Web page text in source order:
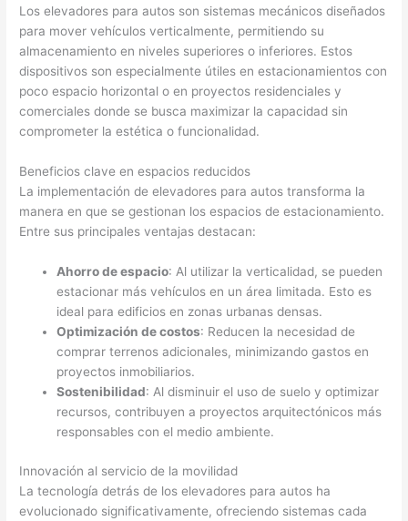
Los elevadores para autos son sistemas mecánicos diseñados
para mover vehículos verticalmente, permitiendo su
almacenamiento en niveles superiores o inferiores. Estos
dispositivos son especialmente útiles en estacionamientos con
poco espacio horizontal o en proyectos residenciales y
comerciales donde se busca maximizar la capacidad sin
comprometer la estética o funcionalidad.
Beneficios clave en espacios reducidos
La implementación de elevadores para autos transforma la
manera en que se gestionan los espacios de estacionamiento.
Entre sus principales ventajas destacan:
Ahorro de espacio: Al utilizar la verticalidad, se pueden
estacionar más vehículos en un área limitada. Esto es
ideal para edificios en zonas urbanas densas.
Optimización de costos: Reducen la necesidad de
comprar terrenos adicionales, minimizando gastos en
proyectos inmobiliarios.
Sostenibilidad: Al disminuir el uso de suelo y optimizar
recursos, contribuyen a proyectos arquitectónicos más
responsables con el medio ambiente.
Innovación al servicio de la movilidad
La tecnología detrás de los elevadores para autos ha
evolucionado significativamente, ofreciendo sistemas cada